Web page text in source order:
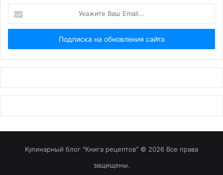
Ваш
Email...
Кулинарный блог "Книга рецептов" © 2026 Все права
защищены.